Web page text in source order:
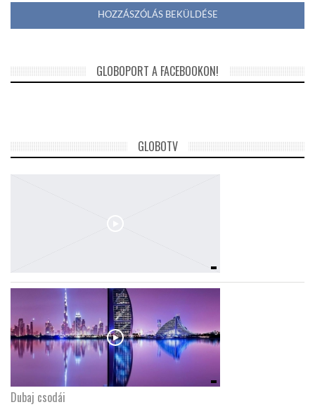
GLOBOPORT A FACEBOOKON!
GLOBOTV
Dubaj csodái